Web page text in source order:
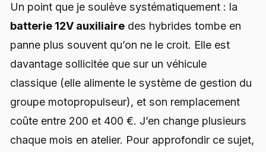
Un point que je soulève systématiquement : la
batterie 12V auxiliaire des hybrides tombe en
panne plus souvent qu’on ne le croit. Elle est
davantage sollicitée que sur un véhicule
classique (elle alimente le système de gestion du
groupe motopropulseur), et son remplacement
coûte entre 200 et 400 €. J’en change plusieurs
chaque mois en atelier. Pour approfondir ce sujet,